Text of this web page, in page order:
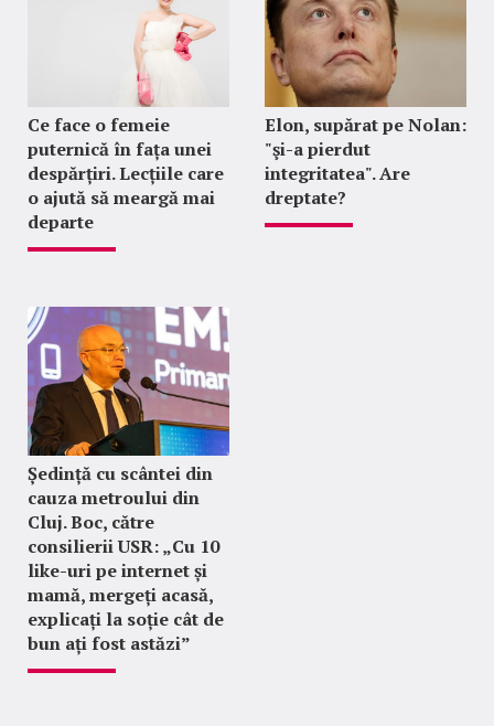
Ce face o femeie
puternică în fața unei
despărțiri. Lecțiile care
o ajută să meargă mai
departe
Elon, supărat pe Nolan:
"şi-a pierdut
integritatea". Are
dreptate?
Ședință cu scântei din
cauza metroului din
Cluj. Boc, către
consilierii USR: „Cu 10
like-uri pe internet și
mamă, mergeți acasă,
explicați la soție cât de
bun ați fost astăzi”